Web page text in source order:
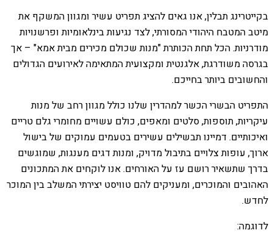
בקייטרינג תבלין, אנו גאים להציג תפריט עשיר ומגוון המשקף את
מיטב המטבח היהודי המסורתי, לצד נגיעות בינלאומיות ופרשנויות
מודרניות. הכל תחת הכותרת "מנות שכולם מכירים מבית אמא" – אך
בגרסה משודרגת, אלגנטית ומקצועית המתאימה לאירועים הגדולים
והחשובים ביותר בחייכם.
התפריט הבשרי הכשר למהדרין שלנו כולל מגוון רחב של מנות
עיקריות, תוספות, סלטים ומאפים, כולם עשויים מחומרי גלם טריים
ואיכותיים. דמיינו תבשילים עשירים בטעמים עמוקים של בישול
ארוך, עופות צלויים בתיבול מדויק, ומנות דגים מענגות, שמוגשים
בדרך שתשאיר רושם עז על האורחים. אנו לוקחים את המתכונים
האהובים והמוכרים, ומעניקים להם טוויסט יצירתי המשלב בין המוכר
לחדש.
לדוגמה: